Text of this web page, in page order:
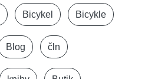
Bicykel Bicykle
Blog čln